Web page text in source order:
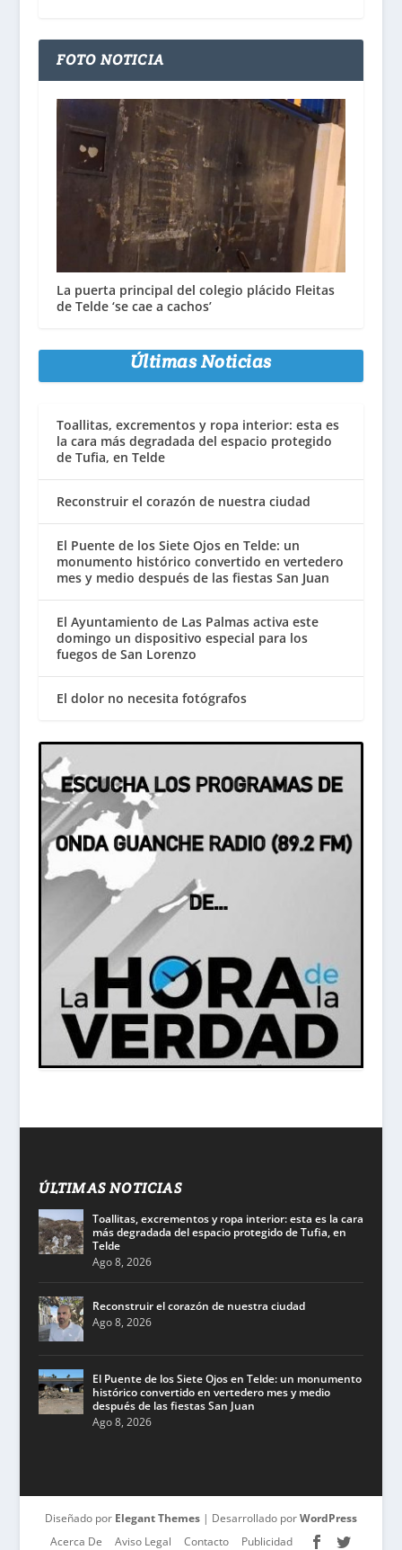
FOTO NOTICIA
La puerta principal del colegio plácido Fleitas
de Telde ‘se cae a cachos’
Últimas Noticias
Toallitas, excrementos y ropa interior: esta es
la cara más degradada del espacio protegido
de Tufia, en Telde
Reconstruir el corazón de nuestra ciudad
El Puente de los Siete Ojos en Telde: un
monumento histórico convertido en vertedero
mes y medio después de las fiestas San Juan
El Ayuntamiento de Las Palmas activa este
domingo un dispositivo especial para los
fuegos de San Lorenzo
El dolor no necesita fotógrafos
ÚLTIMAS NOTICIAS
Toallitas, excrementos y ropa interior: esta es la cara
más degradada del espacio protegido de Tufia, en
Telde
Ago 8, 2026
Reconstruir el corazón de nuestra ciudad
Ago 8, 2026
El Puente de los Siete Ojos en Telde: un monumento
histórico convertido en vertedero mes y medio
después de las fiestas San Juan
Ago 8, 2026
Diseñado por Elegant Themes| Desarrollado porWordPress
Acerca De
Aviso Legal Contacto Publicidad